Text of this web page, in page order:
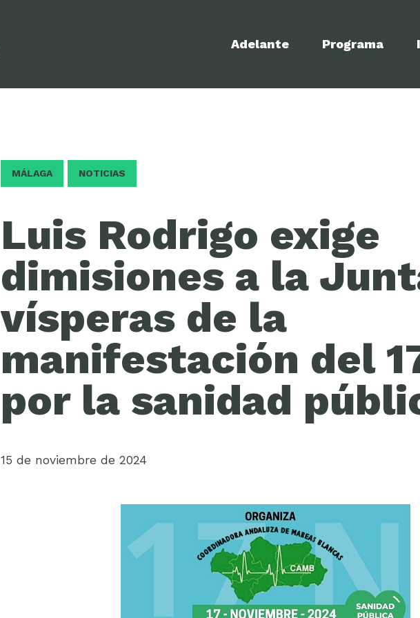
Adelante Programa
MÁLAGA NOTICIAS
Luis Rodrigo exige
dimisiones a la
vísperas de la
manifestación del
por la sanidad
15 de noviembre de 2024